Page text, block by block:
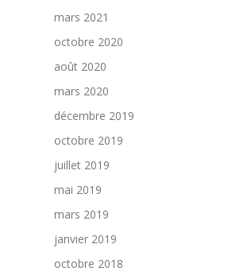
mars 2021
octobre 2020
août 2020
mars 2020
décembre 2019
octobre 2019
juillet 2019
mai 2019
mars 2019
janvier 2019
octobre 2018